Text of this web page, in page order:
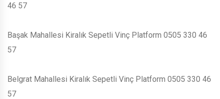
46 57
Başak Mahallesi Kiralık Sepetli Vinç Platform 0505 330 46
57
Belgrat Mahallesi Kiralık Sepetli Vinç Platform 0505 330 46
57